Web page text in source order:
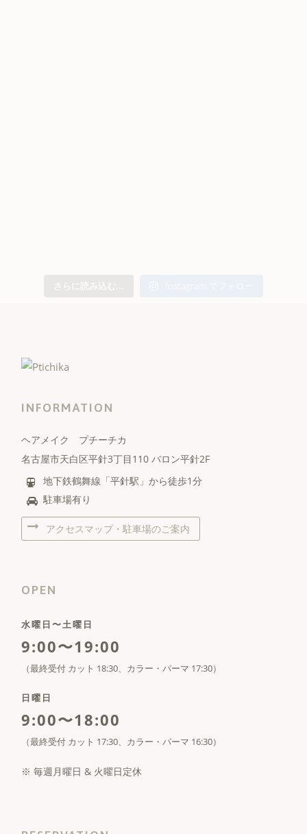
INFORMATION
ヘアメイク プチーチカ
名古屋市天白区平針3丁目110 バロン平針2F
地下鉄鶴舞線「平針駅」から徒歩1分
駐車場有り
アクセスマップ・駐車場のご案内
OPEN
水曜日〜土曜日
9:00〜19:00
（最終受付 カット 18:30、カラー・パーマ 17:30）
日曜日
9:00〜18:00
（最終受付 カット 17:30、カラー・パーマ 16:30）
※ 毎週月曜日 & 火曜日定休